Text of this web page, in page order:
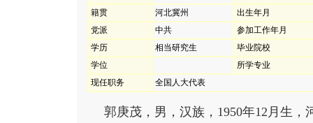
籍贯
河北冀州
出生年月
党派
中共
参加工作年月
学历
相当研究生
毕业院校
学位
所学专业
现任职务
全国人大代表
郭庚茂，男，汉族，1950年12月生，